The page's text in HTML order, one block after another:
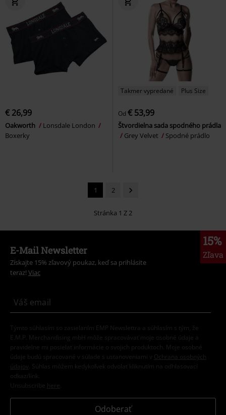
€ 26,99
Oakworth
Lonsdale London
Boxerky
Takmer vypredané Plus Size
Od € 53,99
Štvordielna sada spodného prádla
Grey Velvet
Spodné prádlo
1 2
Stránka 1 Z 2
15%
Zľava
E-Mail Newsletter
Získajte 15% zľavový poukaz, keď sa prihlásite
teraz! Viac
Týmto súhlasím so zasielaním EMP Newslettra a súhlasím s tým, že
E.M.P. Merchandising mbH môže spracovávať moje osobné údaje a
pravidelne mi posielať informácie o svojich produktoch. Moje osobné
údaje budú spracované v súlade s ustanoveniami v
Ochrana osobných
údajov
. Súhlas môžem kedykoľvek odvolať kliknutím na odhlasovací
odkaz/link.
Unsubscribe here
Odoberať